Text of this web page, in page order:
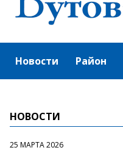
Новости Район
НОВОСТИ
25 МАРТА 2026